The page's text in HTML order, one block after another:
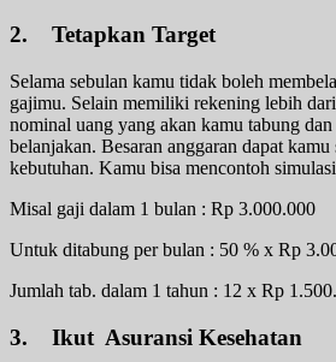
2. Tetapkan Target
Selama sebulan kamu tidak boleh
gajimu. Selain memiliki rekening lebih
nominal uang yang akan kamu tabung
belanjakan. Besaran anggaran dapat kamu
kebutuhan. Kamu bisa mencontoh
Misal gaji dalam 1 bulan : Rp 3.000.000
Untuk ditabung per bulan : 50 % x Rp
Jumlah tab. dalam 1 tahun : 12 x Rp
3. Ikut Asuransi Kesehatan